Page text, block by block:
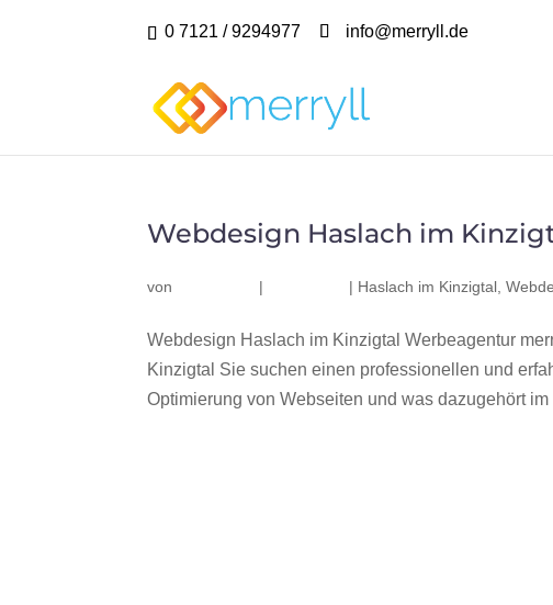
0 7121 / 9294977 info@merryll.de
Webdesign Haslach im
von | | Haslach im Kinzigtal ,
Webdesign Haslach im Kinzigtal Werbeagentur
Kinzigtal Sie suchen einen professionellen und
Optimierung von Webseiten und was dazugehört